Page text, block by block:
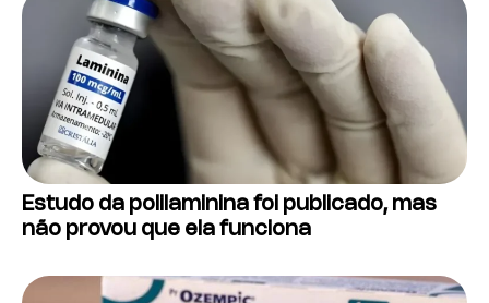
Estudo da polilaminina foi publicado, mas
não provou que ela funciona